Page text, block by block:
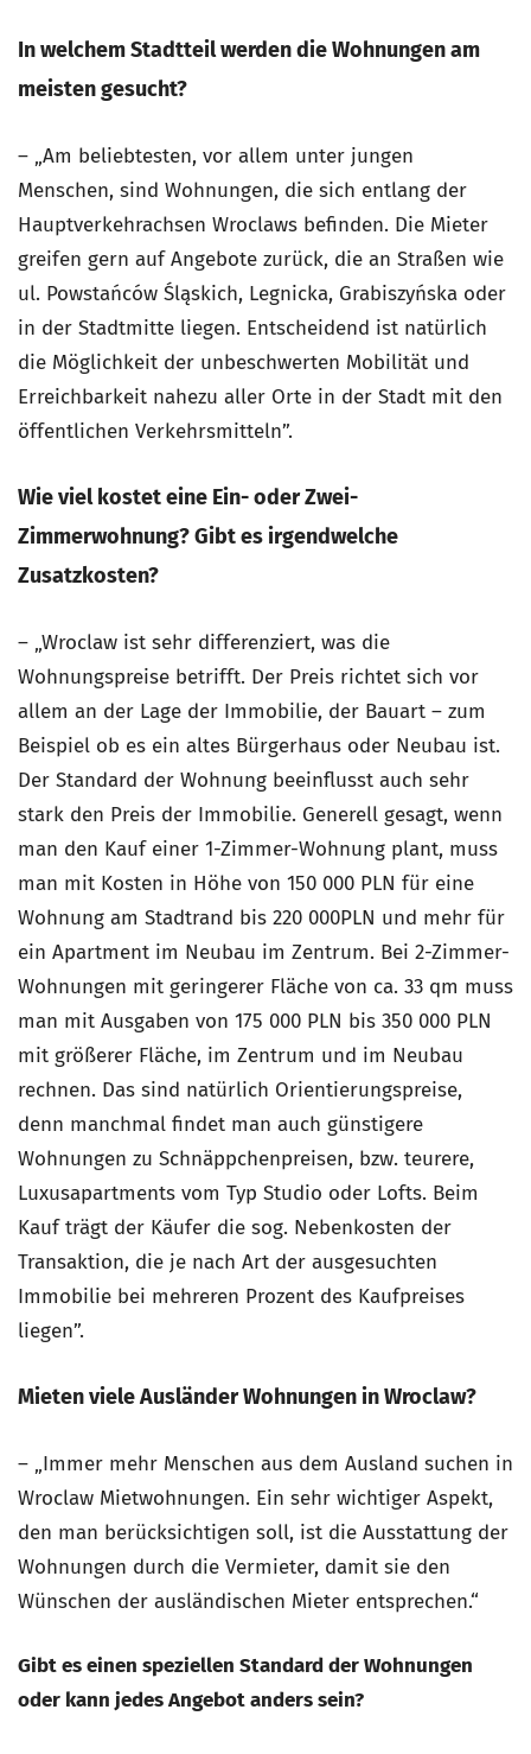
In welchem Stadtteil werden die Wohnungen am
meisten gesucht?
– „Am beliebtesten, vor allem unter jungen
Menschen, sind Wohnungen, die sich entlang der
Hauptverkehrachsen Wroclaws befinden. Die Mieter
greifen gern auf Angebote zurück, die an Straßen wie
ul. Powstańców Śląskich, Legnicka, Grabiszyńska oder
in der Stadtmitte liegen. Entscheidend ist natürlich
die Möglichkeit der unbeschwerten Mobilität und
Erreichbarkeit nahezu aller Orte in der Stadt mit den
öffentlichen Verkehrsmitteln”.
Wie viel kostet eine Ein- oder Zwei-
Zimmerwohnung?Gibt es irgendwelche
Zusatzkosten?
– „Wroclaw ist sehr differenziert, was die
Wohnungspreise betrifft. Der Preis richtet sich vor
allem an der Lage der Immobilie, der Bauart – zum
Beispiel ob es ein altes Bürgerhaus oder Neubau ist.
Der Standard der Wohnung beeinflusst auch sehr
stark den Preis der Immobilie. Generell gesagt, wenn
man den Kauf einer 1-Zimmer-Wohnung plant, muss
man mit Kosten in Höhe von 150 000 PLN für eine
Wohnung am Stadtrand bis 220 000PLN und mehr für
ein Apartment im Neubau im Zentrum. Bei 2-Zimmer-
Wohnungen mit geringerer Fläche von ca. 33 qm muss
man mit Ausgaben von 175 000 PLN bis 350 000 PLN
mit größerer Fläche, im Zentrum und im Neubau
rechnen. Das sind natürlich Orientierungspreise,
denn manchmal findet man auch günstigere
Wohnungen zu Schnäppchenpreisen, bzw. teurere,
Luxusapartments vom Typ Studio oder Lofts. Beim
Kauf trägt der Käufer die sog. Nebenkosten der
Transaktion, die je nach Art der ausgesuchten
Immobilie bei mehreren Prozent des Kaufpreises
liegen”.
Mieten viele Ausländer Wohnungen in Wroclaw?
– „Immer mehr Menschen aus dem Ausland suchen in
Wroclaw Mietwohnungen. Ein sehr wichtiger Aspekt,
den man berücksichtigen soll, ist die Ausstattung der
Wohnungen durch die Vermieter, damit sie den
Wünschen der ausländischen Mieter entsprechen.“
Gibt es einen speziellen Standard der Wohnungen
oder kann jedes Angebot anders sein?